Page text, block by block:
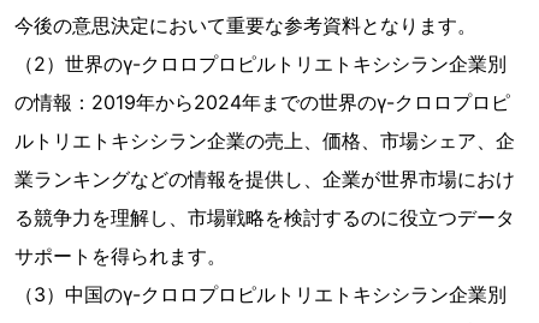
今後の意思決定において重要な参考資料となります。
（2）世界のγ-クロロプロピルトリエトキシシラン企業別
の情報：2019年から2024年までの世界のγ-クロロプロピ
ルトリエトキシシラン企業の売上、価格、市場シェア、企
業ランキングなどの情報を提供し、企業が世界市場におけ
る競争力を理解し、市場戦略を検討するのに役立つデータ
サポートを得られます。
（3）中国のγ-クロロプロピルトリエトキシシラン企業別